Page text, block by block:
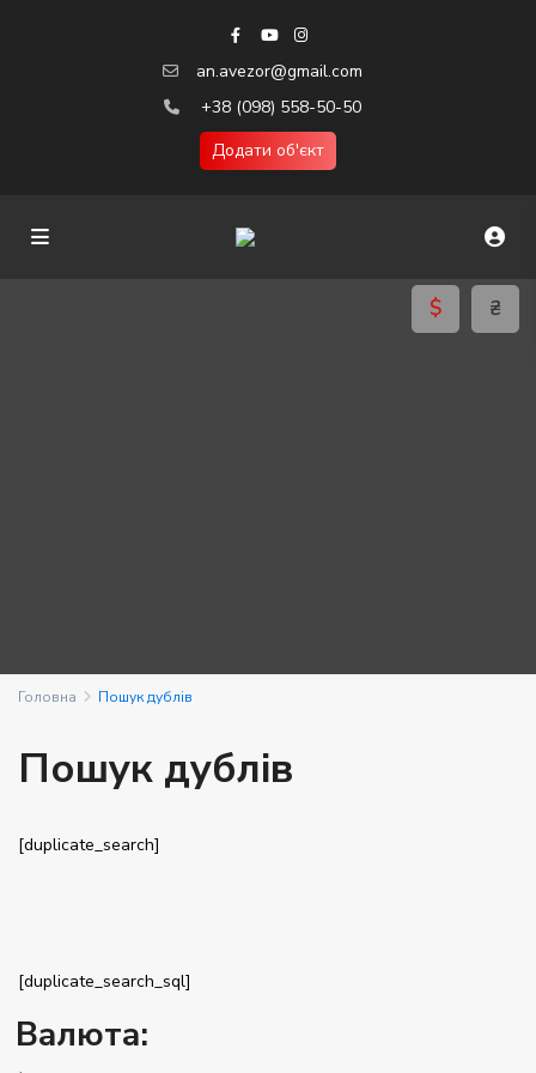
an.avezor@gmail.com
+38 (098) 558-50-50
Додати об'єкт
Головна Пошук дублів
Пошук дублів
[duplicate_search]
[duplicate_search_sql]
Валюта:
$ ₴